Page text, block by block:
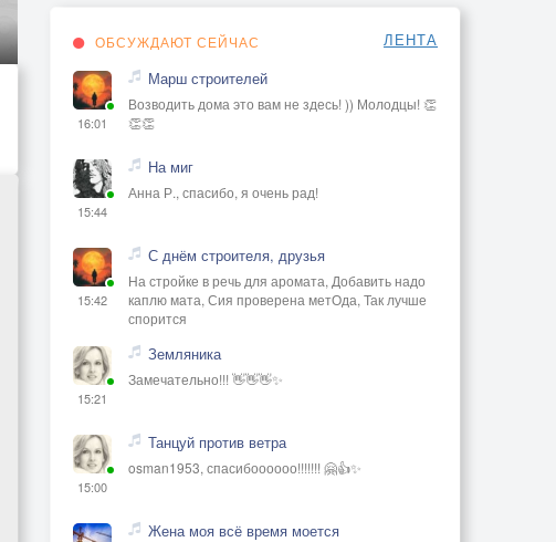
ОБСУЖДАЮТ СЕЙЧАС ЛЕНТА
16:01
Марш строителей
Возводить дома это вам не здесь! )) Молодцы! 👏
👏👏
15:44
На миг
Анна Р., спасибо, я очень рад!
15:42
С днём строителя, друзья
На стройке в речь для аромата, Добавить надо
каплю мата, Сия проверена метОда, Так лучше
спорится
15:21
Земляника
Замечательно!!! 👋👋👋✨
15:00
Танцуй против ветра
osman1953, спасибоооооо!!!!!!! 🤗👍✨
Жена моя всё время моется